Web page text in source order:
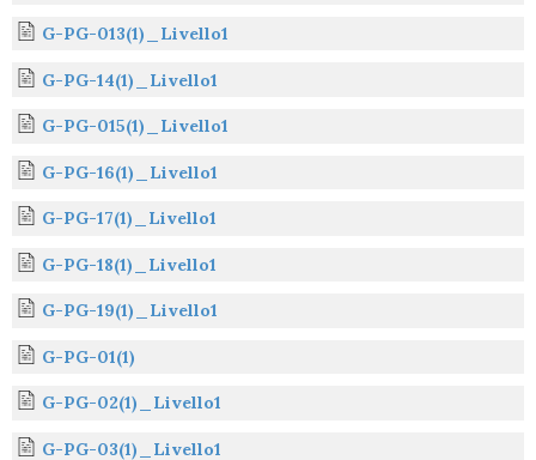
G-PG-013(1)_Livello1
G-PG-14(1)_Livello1
G-PG-015(1)_Livello1
G-PG-16(1)_Livello1
G-PG-17(1)_Livello1
G-PG-18(1)_Livello1
G-PG-19(1)_Livello1
G-PG-01(1)
G-PG-02(1)_Livello1
G-PG-03(1)_Livello1